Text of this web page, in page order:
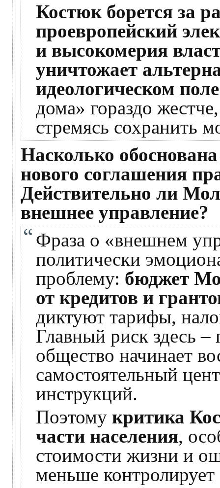
Костюк борется за
проевропейский
и высокомерия
уничтожает
идеологическом поле
дома» гораздо
стремясь сохранить
Насколько
нового соглашения
Действительно ли
внешнее управление?
Фраза о «внешнем
политически
проблему: бюджет
от кредитов и
диктуют тарифы,
Главный риск здесь –
общество начинает
самостоятельный
инструкций.
Поэтому критика
части населения,
стоимости жизни и
меньше